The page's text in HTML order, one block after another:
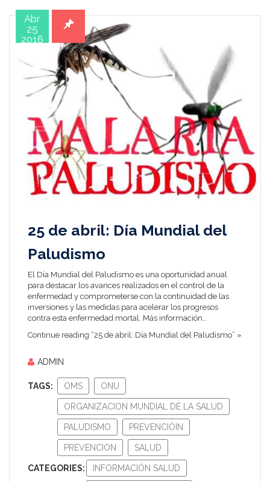
Abr
25
2016
25 de abril: Día Mundial del
Paludismo
El Día Mundial del Paludismo es una oportunidad anual
para destacar los avances realizados en el control de la
enfermedad y comprometerse con la continuidad de las
inversiones y las medidas para acelerar los progresos
contra esta enfermedad mortal. Más información…
Continue reading “25 de abril: Día Mundial del Paludismo” »
ADMIN
TAGS: OMS ONU
ORGANIZACION MUNDIAL DE LA SALUD
PALUDISMO PREVENCIÓIN
PREVENCION SALUD
CATEGORIES: INFORMACIÓN SALUD